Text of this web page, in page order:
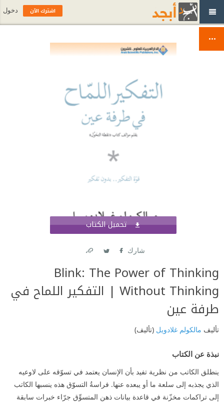
تحميل الكتاب
شارك
Blink: The Power of Thinking
Without Thinking | التفكير اللماح في
طرفة عين
تأليف مالكولم غلادويل (تأليف)
نبذة عن الكتاب
ينطلق الكاتب من نظرية تفيد بأن الإنسان يعتمد في تسوّقه على لاوعيه
الذي يجذبه إلى سلعة ما أو يبعده عنها. فراسةُ التسوّق هذه ينسبها الكاتب
إلى تراكمات مخزّنة في قاعدة بيانات ذهن المتسوِّق جرّاء خبرات سابقة
اشترك الآن دخول